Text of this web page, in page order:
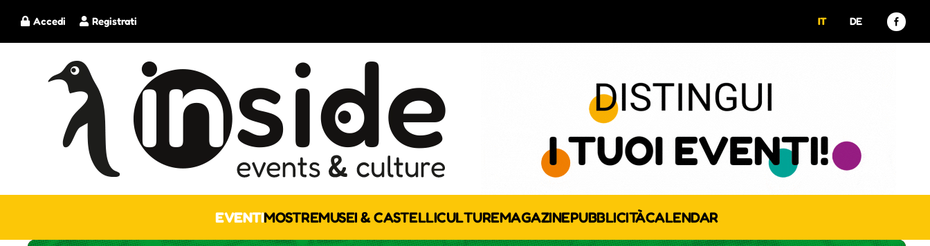
Registrati
Accedi IT DE
EVENTIMOSTREMUSEI & CASTELLICULTUREMAGAZINEPUBBLICITÀCALENDAR